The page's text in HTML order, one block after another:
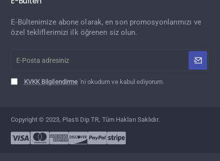
E-Bültenimize abone olarak, en son promosyonlarımızı ve
özel tekliflerimizi ilk öğrenen siz olun.
Posta
KVKK Bilgilendirme 'ni okudum ve kabul ediyorum.
Copyright © 2023, Plasti Dip TR, Tüm Hakları Saklıdır.